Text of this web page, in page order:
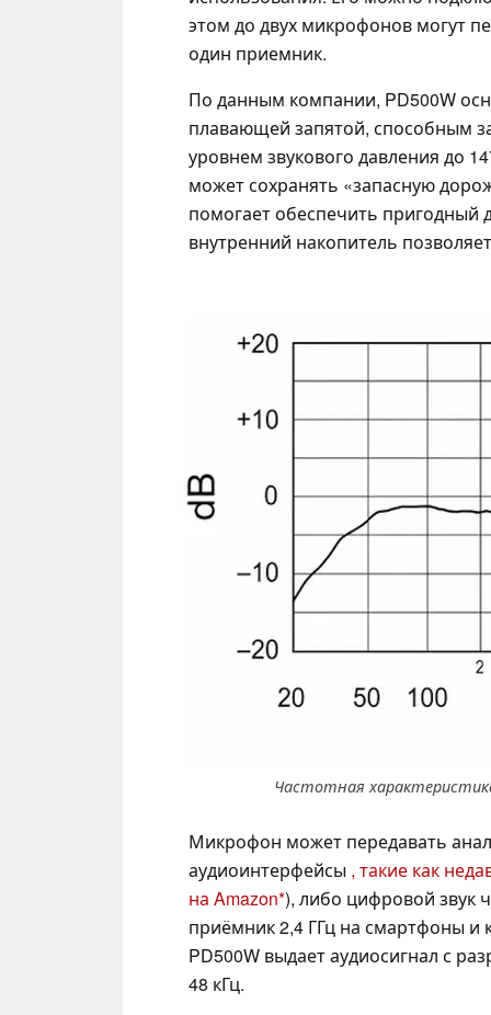
этом до двух микрофонов могут
один приемник.
По данным компании, PD500W
плавающей запятой, способным
уровнем звукового давления до
может сохранять «запасную
помогает обеспечить пригодный
внутренний накопитель
Частотная
Микрофон может передавать
аудиоинтерфейсы , такие как
на Amazon ), либо цифровой звук
приёмник 2,4 ГГц на смартфоны
PD500W выдает аудиосигнал с
48 кГц.